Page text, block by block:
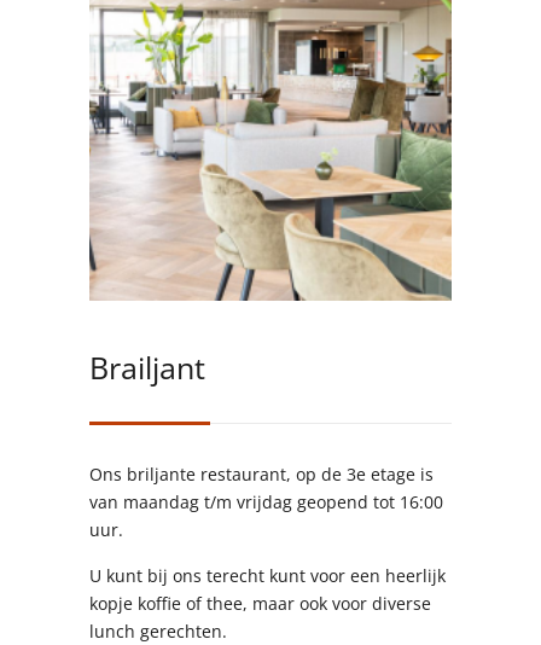
Brailjant
Ons briljante restaurant, op de 3e etage is
van maandag t/m vrijdag geopend tot 16:00
uur.
U kunt bij ons terecht kunt voor een heerlijk
kopje koffie of thee, maar ook voor diverse
lunch gerechten.